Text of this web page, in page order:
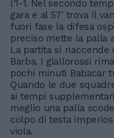
l'1-1. Nel secondo
gara e al 57' trova il
fuori fase la difesa
preciso mette la palla
La partita si
Barba. I giallorossi
pochi minuti Babacar
Quando le due
ai tempi
meglio una palla
colpo di testa
viola.